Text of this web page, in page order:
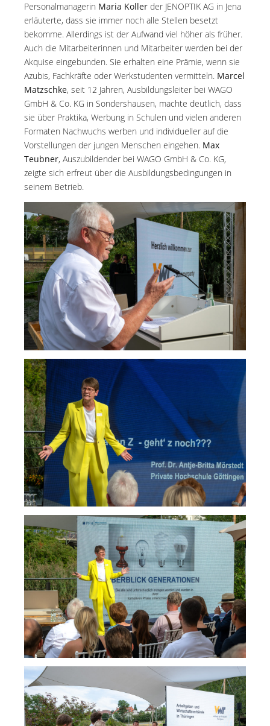
Personalmanagerin Maria Koller der JENOPTIK AG in Jena
erläuterte, dass sie immer noch alle Stellen besetzt
bekomme. Allerdings ist der Aufwand viel höher als früher.
Auch die Mitarbeiterinnen und Mitarbeiter werden bei der
Akquise eingebunden. Sie erhalten eine Prämie, wenn sie
Azubis, Fachkräfte oder Werkstudenten vermitteln. Marcel
Matzschke, seit 12 Jahren, Ausbildungsleiter bei WAGO
GmbH & Co. KG in Sondershausen, machte deutlich, dass
sie über Praktika, Werbung in Schulen und vielen anderen
Formaten Nachwuchs werben und individueller auf die
Vorstellungen der jungen Menschen eingehen. Max
Teubner, Auszubildender bei WAGO GmbH & Co. KG,
zeigte sich erfreut über die Ausbildungsbedingungen in
seinem Betrieb.